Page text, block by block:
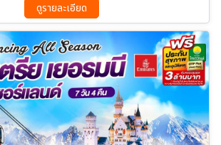
ดูรายละเอียด